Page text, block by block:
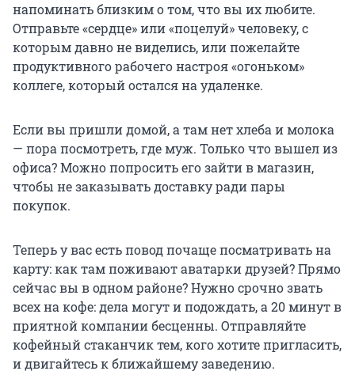
напоминать близким о том, что вы их любите.
Отправьте «сердце» или «поцелуй» человеку, с
которым давно не виделись, или пожелайте
продуктивного рабочего настроя «огоньком»
коллеге, который остался на удаленке.
Если вы пришли домой, а там нет хлеба и молока
— пора посмотреть, где муж. Только что вышел из
офиса? Можно попросить его зайти в магазин,
чтобы не заказывать доставку ради пары
покупок.
Теперь у вас есть повод почаще посматривать на
карту: как там поживают аватарки друзей? Прямо
сейчас вы в одном районе? Нужно срочно звать
всех на кофе: дела могут и подождать, а 20 минут в
приятной компании бесценны. Отправляйте
кофейный стаканчик тем, кого хотите пригласить,
и двигайтесь к ближайшему заведению.